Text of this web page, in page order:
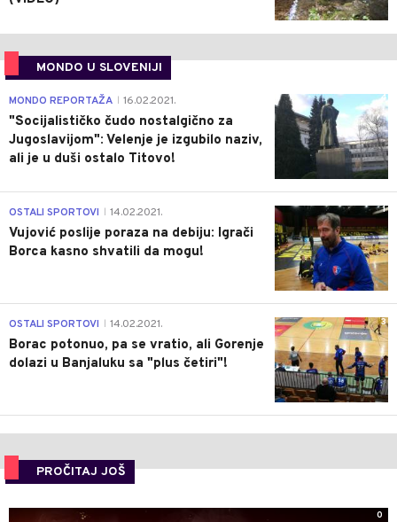
MONDO U SLOVENIJI
4
MONDO REPORTAŽA 16.02.2021.
"Socijalističko čudo nostalgično za
Jugoslavijom": Velenje je izgubilo naziv,
ali je u duši ostalo Titovo!
1
OSTALI SPORTOVI 14.02.2021.
Vujović poslije poraza na debiju: Igrači
Borca kasno shvatili da mogu!
3
OSTALI SPORTOVI 14.02.2021.
Borac potonuo, pa se vratio, ali Gorenje
dolazi u Banjaluku sa "plus četiri"!
PROČITAJ JOŠ
0